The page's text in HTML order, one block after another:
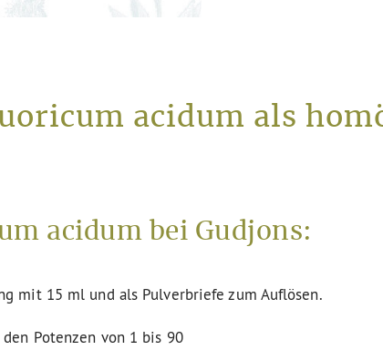
acidum als
acidum bei Gudjons:
mit 15 ml und als Pulverbriefe zum Auflösen.
Potenzen von 1 bis 90